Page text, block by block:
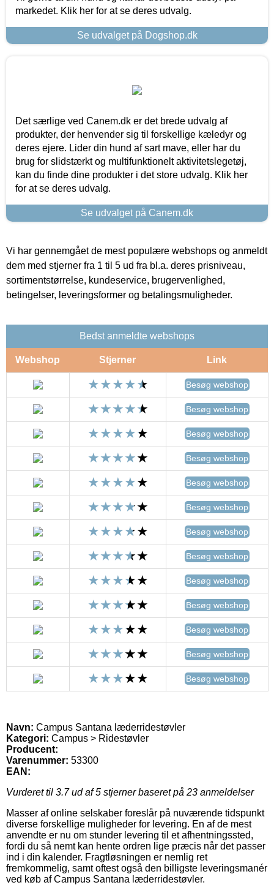
markedet. Klik her for at se deres udvalg.
Se udvalget på Dogshop.dk
Det særlige ved Canem.dk er det brede udvalg af
produkter, der henvender sig til forskellige kæledyr og
deres ejere. Lider din hund af sart mave, eller har du
brug for slidstærkt og multifunktionelt aktivitetslegetøj,
kan du finde dine produkter i det store udvalg. Klik her
for at se deres udvalg.
Se udvalget på Canem.dk
Vi har gennemgået de mest populære webshops og anmeldt
dem med stjerner fra 1 til 5 ud fra bl.a. deres prisniveau,
sortimentstørrelse, kundeservice, brugervenlighed,
betingelser, leveringsformer og betalingsmuligheder.
Bedst anmeldte webshops
Webshop Stjerner Link
Besøg webshop
Besøg webshop
Besøg webshop
Besøg webshop
Besøg webshop
Besøg webshop
Besøg webshop
Besøg webshop
Besøg webshop
Besøg webshop
Besøg webshop
Besøg webshop
Besøg webshop
Navn: Campus Santana læderridestøvler
Kategori: Campus > Ridestøvler
Producent:
Varenummer: 53300
EAN:
Vurderet til 3.7ud af 5 stjerner baseret på 23 anmeldelser
Masser af online selskaber foreslår på nuværende tidspunkt
diverse forskellige muligheder for levering. En af de mest
anvendte er nu om stunder levering til et afhentningssted,
fordi du så nemt kan hente ordren lige præcis når det passer
ind i din kalender. Fragtløsningen er nemlig ret
fremkommelig, samt oftest også den billigste leveringsmanér
ved køb af Campus Santana læderridestøvler.